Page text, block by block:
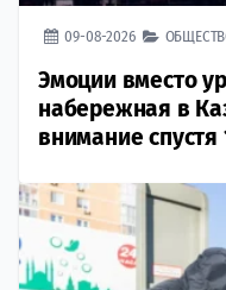
09-08-2026
Эмоции вместо
набережная в
внимание спустя